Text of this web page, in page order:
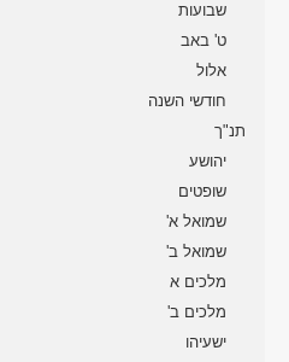
שבועות
ט' באב
אלול
חודשי השנה
תנ"ך
יהושע
שופטים
שמואל א'
שמואל ב'
מלכים א
מלכים ב'
ישעיהו